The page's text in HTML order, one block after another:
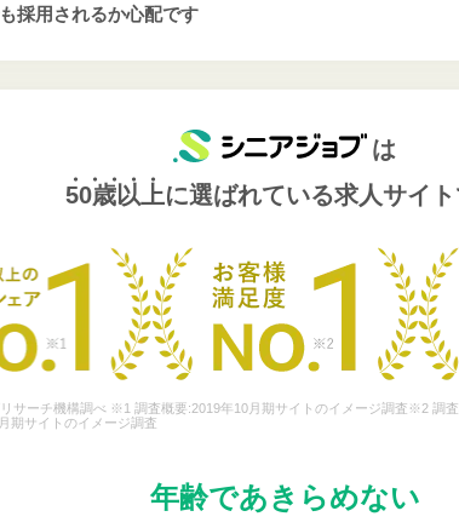
採用されるか心配です
は
50歳以上に選ばれている求人サイ
サーチ機構調べ ※1 調査概要:2019年10月期サイトのイメージ調査※2 調
期サイトのイメージ調査
年齢であきらめない